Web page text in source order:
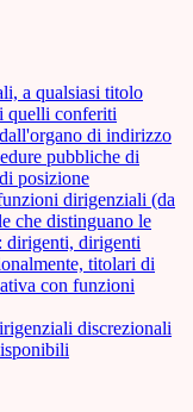
a qualsiasi titolo
quelli conferiti
di indirizzo
pubbliche di
posizione
dirigenziali (da
che distinguano le
dirigenti, dirigenti
titolari di
con funzioni
discrezionali